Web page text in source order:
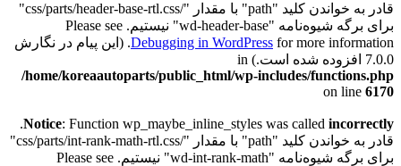
قادر به خواندن کلید "path" با مقدار "/css/parts/header-base-rtl.css"
برای برگه شیوه‌نامه "wd-header-base" نیستیم. Please see
Debugging in WordPressfor more information. (این پیام در نگارش
7.0.0 افزوده شده است.) in
/home/koreaautoparts/public_html/wp-includes/functions.php
on line 6170
Notice: Function wp_maybe_inline_styles was called incorrectly
.
قادر به خواندن کلید "path" با مقدار "/css/parts/int-rank-math-rtl.css"
برای برگه شیوه‌نامه "wd-int-rank-math" نیستیم. Please see